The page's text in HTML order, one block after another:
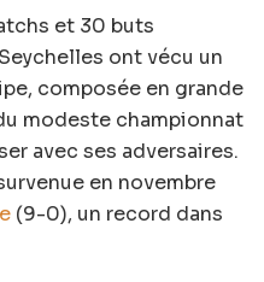
et 30 buts
ont vécu un
composée en grande
modeste championnat
avec ses adversaires.
en novembre
(9-0), un record dans